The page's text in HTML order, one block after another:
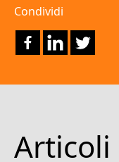
Condividi
Articoli